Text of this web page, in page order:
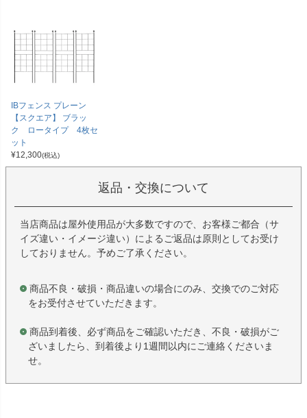
IBフェンス プレーン
【スクエア】 ブラッ
ク ロータイプ 4枚セ
ット
¥12,300(税込)
返品・交換について
当店商品は屋外使用品が大多数ですので、お客様ご都合（サ
イズ違い・イメージ違い）によるご返品は原則としてお受け
しておりません。予めご了承ください。
商品不良・破損・商品違いの場合にのみ、交換でのご対応
をお受付させていただきます。
商品到着後、必ず商品をご確認いただき、不良・破損がご
ざいましたら、到着後より1週間以内にご連絡くださいま
せ。